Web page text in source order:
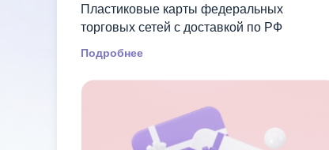
Пластиковые карты федеральных
торговых сетей с доставкой по РФ
Подробнее